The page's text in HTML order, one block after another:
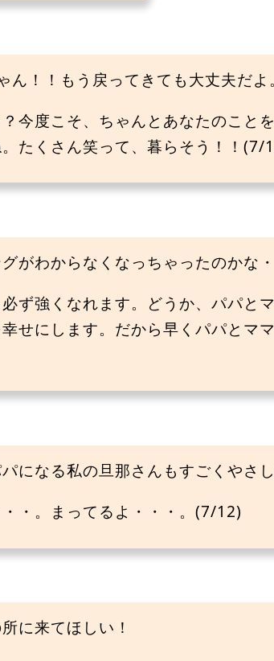
！！もう戻ってきても大丈夫だよ。
今度こそ、ちゃんとあなたのこと
たくさん笑って、暮らそう！！(7/
がわからなくなっちゃったのかな
ず強くなれます。どうか、パパと
せにします。だから早くパパとマ
になる私の旦那さんもすごくやさ
・。まってるよ・・・。(7/12)
に来てほしい！